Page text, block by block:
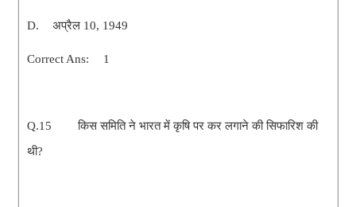
D. अप्रैल 10, 1949
Correct Ans: 1
Q.15
किस समिति ने भारत में कृषि पर कर लगाने की सिफारिश की
थी?